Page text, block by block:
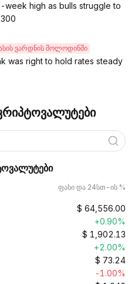
high as bulls struggle to
ვარდნის მოლოდინში
was right to hold rates steady
ფასი და 24სთ-ის %
$ 64,556.00
+0.90%
$ 1,902.13
+2.00%
$ 73.24
-1.00%